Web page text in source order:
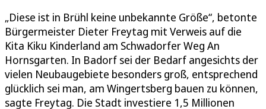
„Diese ist in Brühl keine unbekannte Größe“, betonte
Bürgermeister Dieter Freytag mit Verweis auf die
Kita Kiku Kinderland am Schwadorfer Weg An
Hornsgarten. In Badorf sei der Bedarf angesichts der
vielen Neubaugebiete besonders groß, entsprechend
glücklich sei man, am Wingertsberg bauen zu können,
sagte Freytag. Die Stadt investiere 1,5 Millionen